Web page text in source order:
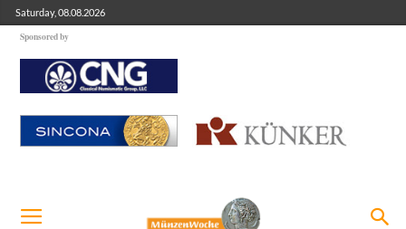
Saturday, 08.08.2026
Sponsored by